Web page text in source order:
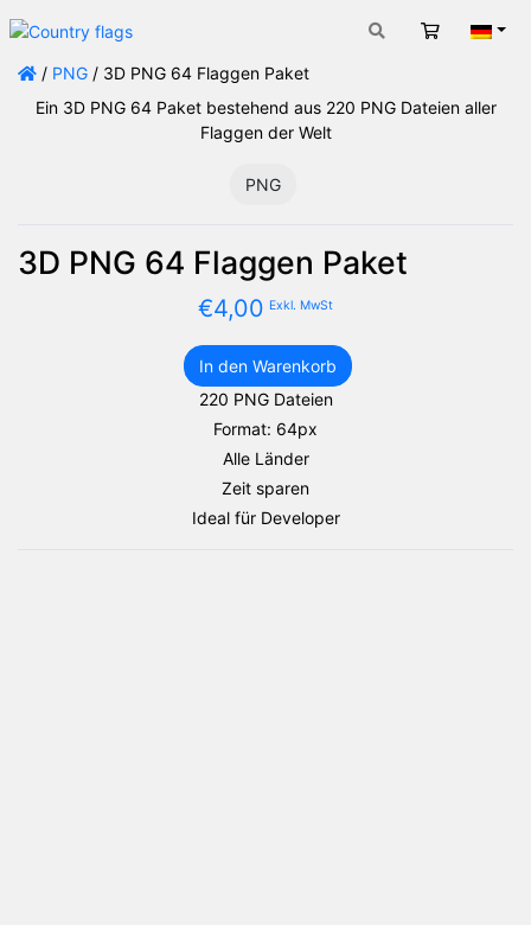
Warenkorb
/ PNG / 3D PNG 64 Flaggen Paket
Ein 3D PNG 64 Paket bestehend aus 220 PNG Dateien aller
Flaggen der Welt
PNG
3D PNG 64 Flaggen Paket
€4,00 Exkl. MwSt
3D
PNG
Flaggen
Paket
In den Warenkorb
220 PNG Dateien
Format: 64px
Alle Länder
Zeit sparen
Ideal für Developer